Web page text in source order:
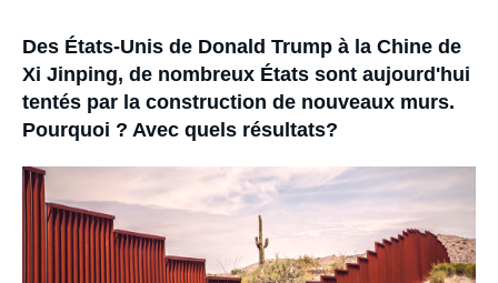
Accroche
Des États-Unis de Donald Trump à la Chine de
Xi Jinping, de nombreux États sont aujourd'hui
tentés par la construction de nouveaux murs.
Pourquoi ? Avec quels résultats?
Image
principale